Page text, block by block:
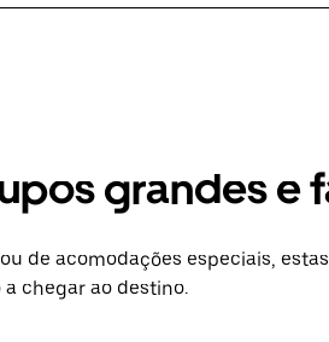
grandes e
de acomodações especiais,
chegar ao destino.